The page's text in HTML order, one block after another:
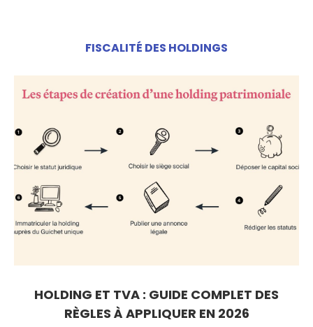
FISCALITÉ DES HOLDINGS
HOLDING ET TVA : GUIDE COMPLET DES
RÈGLES À APPLIQUER EN 2026